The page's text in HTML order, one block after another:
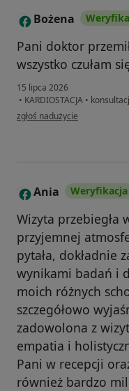
B Bożena
Pani doktor
wszystko czułam
15 lipca 2026
• KARDIOSTACJA •
w opinii użytkownika Bożena
zgłoś nadużycie
A Ania
Wizyta przebiegła
przyjemnej
pytała, dokładnie
wynikami badań i
moich różnych
szczegółowo
zadowolona z
empatia i
Pani w recepcji
również bardzo